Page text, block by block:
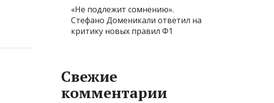
«Не подлежит сомнению».
Стефано Доменикали ответил на
критику новых правил Ф1
Свежие
комментарии